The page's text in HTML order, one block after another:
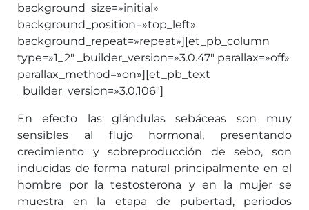
background_size=»initial»
background_position=»top_left»
background_repeat=»repeat»][et_pb_column
type=»1_2″ _builder_version=»3.0.47″ parallax=»off»
parallax_method=»on»][et_pb_text
_builder_version=»3.0.106″]
En efecto las glándulas sebáceas son muy
sensibles al flujo hormonal, presentando
crecimiento y sobreproducción de sebo, son
inducidas de forma natural principalmente en el
hombre por la testosterona y en la mujer se
muestra en la etapa de pubertad, periodos